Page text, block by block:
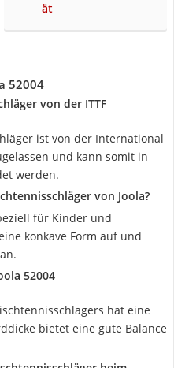
ät
52004
von der ITTF
ist von der International
und kann somit in
werden.
von Joola?
für Kinder und
konkave Form auf und
52004
hat eine
bietet eine gute Balance